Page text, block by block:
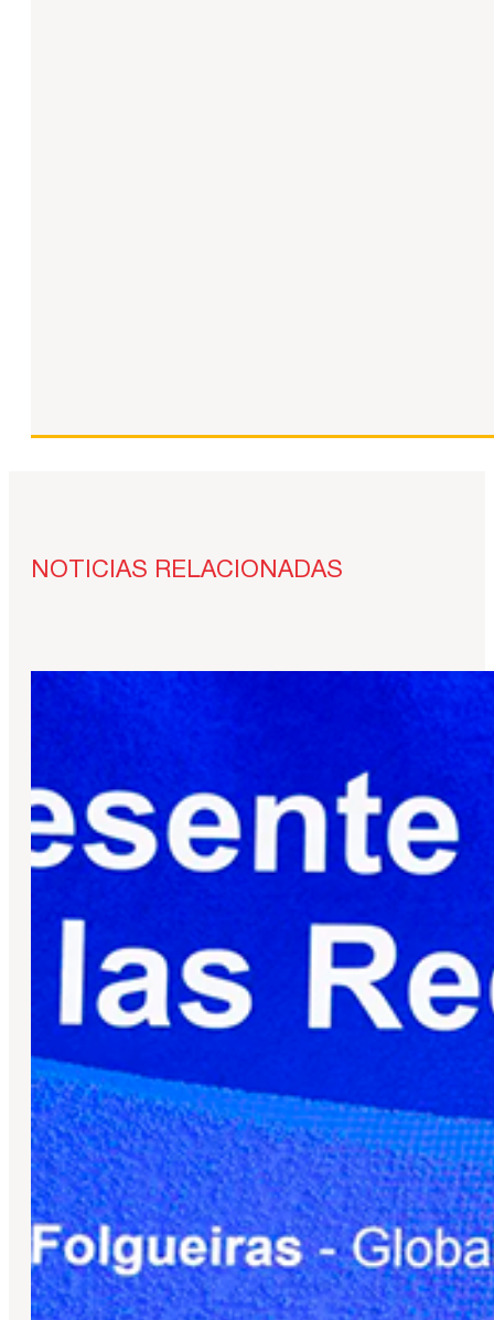
NOTICIAS RELACIONADAS